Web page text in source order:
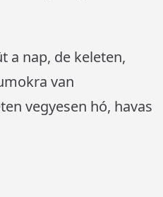
a nap, de keleten,
van
vegyesen hó, havas